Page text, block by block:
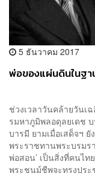
5 ธันวาคม 2017
พ่อของแผ่นดินในฐา
ช่วงเวลาวันคล้ายวันเ
รมหาภูมิพลอดุลยเดช
บารมี ยามเมื่อเสด็จฯ
พระราชทานพระบรมร
พ่อสอน’ เป็นสิ่งที่คนไท
พระชนม์ชีพจะทรงประ